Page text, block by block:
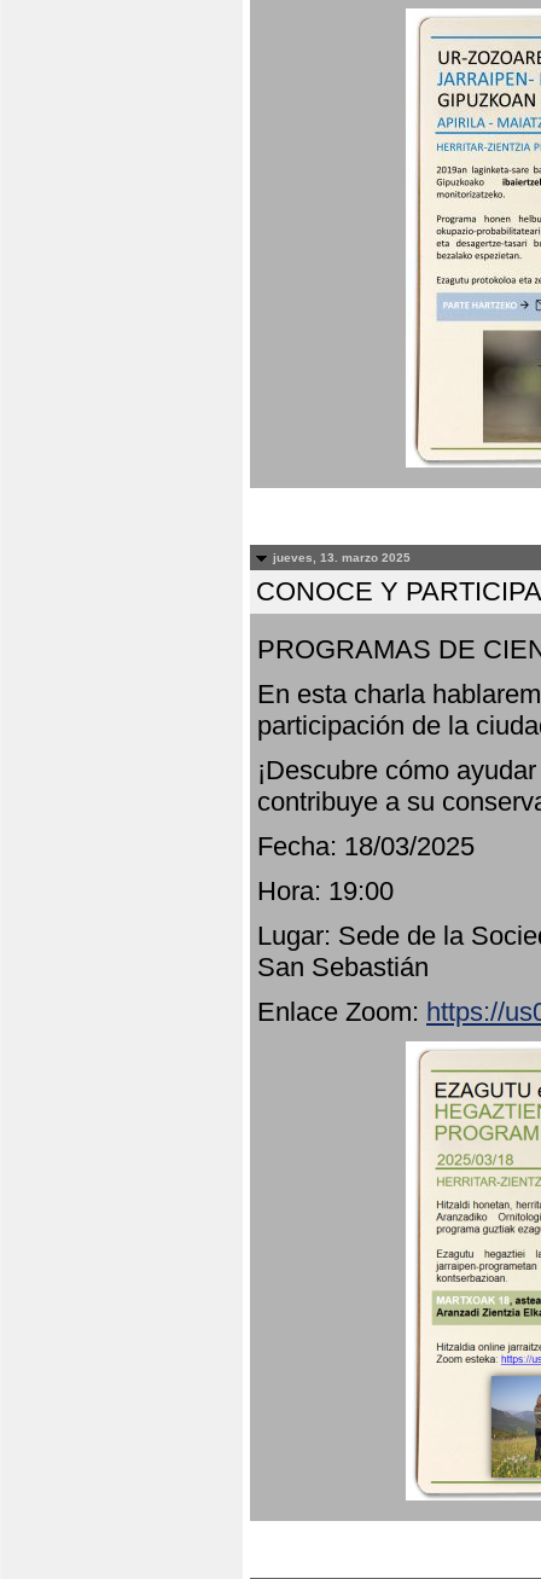
jueves, 13. marzo 2025
CONOCE Y
PROGRAMAS DE
En esta charla
participación de la
¡Descubre cómo
contribuye a su
Fecha: 18/03/2025
Hora: 19:00
Lugar: Sede de la
San Sebastián
Enlace Zoom: https://